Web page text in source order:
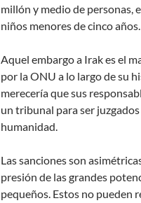
millón y medio de personas,
niños menores de cinco años.
Aquel embargo a Irak es el
por la ONU a lo largo de su
merecería que sus
un tribunal para ser
humanidad.
Las sanciones son
presión de las grandes
pequeños. Estos no pueden